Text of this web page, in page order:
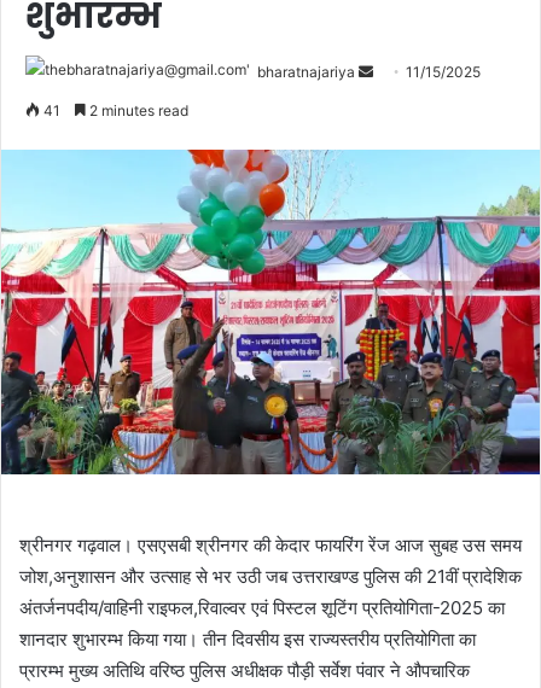
शुभारम्भ
bharatnajariya 11/15/2025
41 2 minutes read
श्रीनगर गढ़वाल। एसएसबी श्रीनगर की केदार फायरिंग रेंज आज सुबह उस समय
जोश,अनुशासन और उत्साह से भर उठी जब उत्तराखण्ड पुलिस की 21वीं प्रादेशिक
अंतर्जनपदीय/वाहिनी राइफल,रिवाल्वर एवं पिस्टल शूटिंग प्रतियोगिता-2025 का
शानदार शुभारम्भ किया गया। तीन दिवसीय इस राज्यस्तरीय प्रतियोगिता का
प्रारम्भ मुख्य अतिथि वरिष्ठ पुलिस अधीक्षक पौड़ी सर्वेश पंवार ने औपचारिक